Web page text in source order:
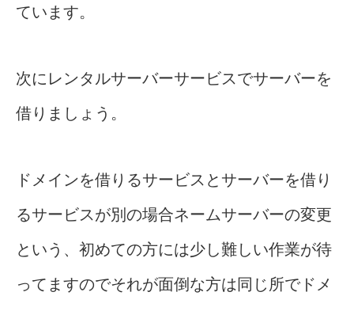
ています。
次にレンタルサーバーサービスでサーバーを
借りましょう。
ドメインを借りるサービスとサーバーを借り
るサービスが別の場合ネームサーバーの変更
という、初めての方には少し難しい作業が待
ってますのでそれが面倒な方は同じ所でドメ